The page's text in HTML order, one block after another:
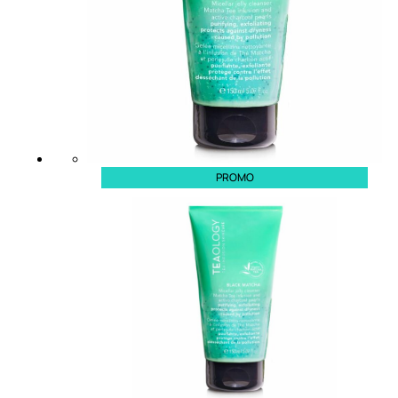
ESAURITO
ACCESSORI
Pennelli Viso
Pennelli Occhi
Pennelli Labbra
Accessori Make Up
Accessori Occhi
Ciglia Finte
Pinzette
Temperamatite
PROMO